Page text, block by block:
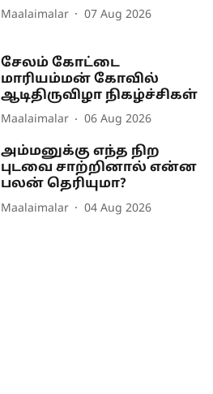
Maalaimalar 07 Aug 2026
சேலம் கோட்டை
மாரியம்மன் கோவில்
ஆடிதிருவிழா நிகழ்ச்சிகள்
Maalaimalar 06 Aug 2026
அம்மனுக்கு எந்த நிற
புடவை சாற்றினால் என்ன
பலன் தெரியுமா?
Maalaimalar 04 Aug 2026